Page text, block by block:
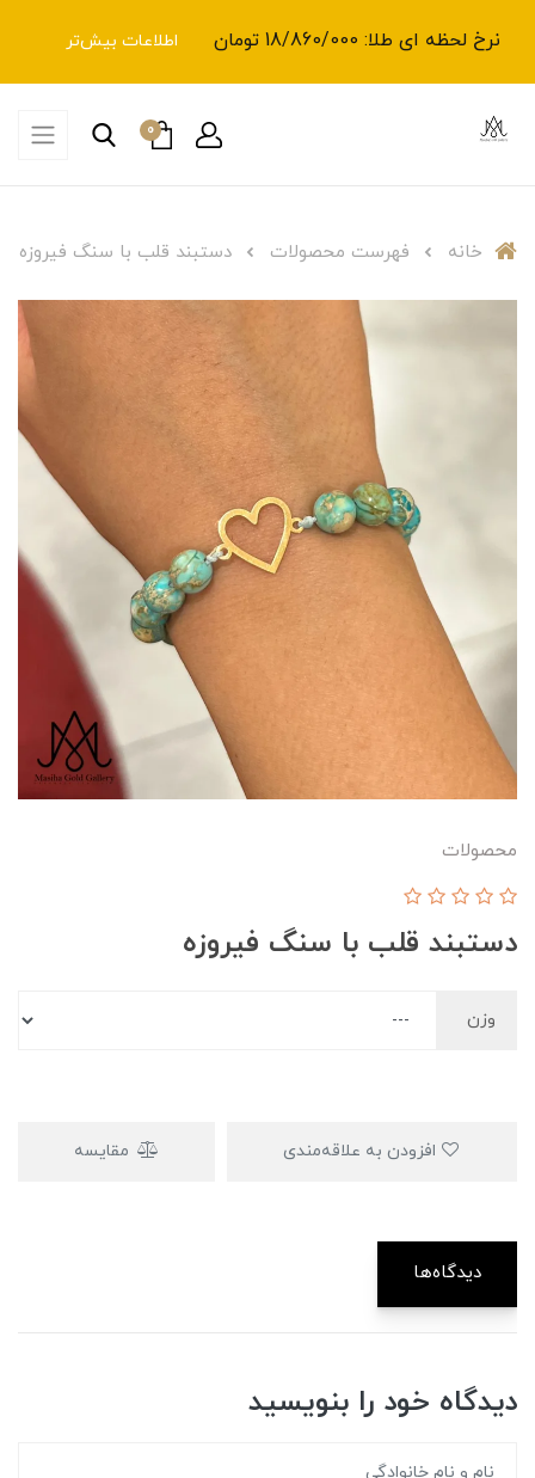
نرخ لحظه ای طلا: 18/860/000 تومان اطلاعات بیش‌تر
0
خانه فهرست محصولات دستبند قلب با سنگ فیروزه
محصولات
دستبند قلب با سنگ فیروزه
وزن
مقایسه
دیدگاه‌ها
دیدگاه خود را بنویسید